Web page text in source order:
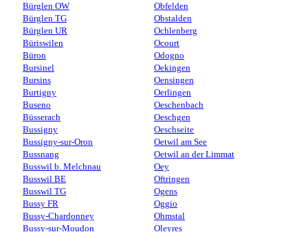
Bürglen OW
Bürglen TG
Bürglen UR
Büriswilen
Büron
Bursinel
Bursins
Burtigny
Buseno
Büsserach
Bussigny
Bussigny-sur-Oron
Bussnang
Busswil b. Melchnau
Busswil BE
Busswil TG
Bussy FR
Bussy-Chardonney
Bussy-sur-Moudon
Obfelden
Obstalden
Ochlenberg
Ocourt
Odogno
Oekingen
Oensingen
Oerlingen
Oeschenbach
Oeschgen
Oeschseite
Oetwil am See
Oetwil an der Limmat
Oey
Oftringen
Ogens
Oggio
Ohmstal
Oleyres